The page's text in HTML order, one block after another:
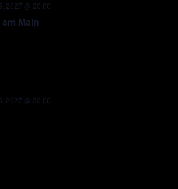
Main
2027 @ 20:00
2027 @ 20:00